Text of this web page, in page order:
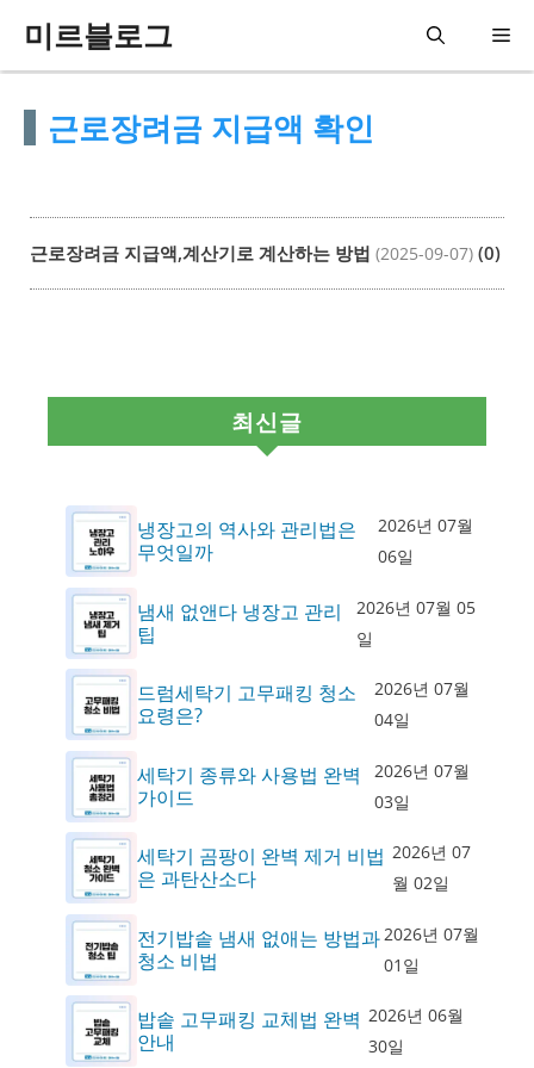
미르블로그 메
근로장려금 지급액 확인
근로장려금 지급액,계산기로 계산하는 방법 (2025-09-07) (0)
최신글
냉장고의 역사와 관리법은
무엇일까
2026년 07월
06일
냄새 없앤다 냉장고 관리
팁
2026년 07월 05
일
드럼세탁기 고무패킹 청소
요령은?
2026년 07월
04일
세탁기 종류와 사용법 완벽
가이드
2026년 07월
03일
세탁기 곰팡이 완벽 제거 비법
은 과탄산소다
2026년 07
월 02일
전기밥솥 냄새 없애는 방법과
청소 비법
2026년 07월
01일
밥솥 고무패킹 교체법 완벽
안내
2026년 06월
30일